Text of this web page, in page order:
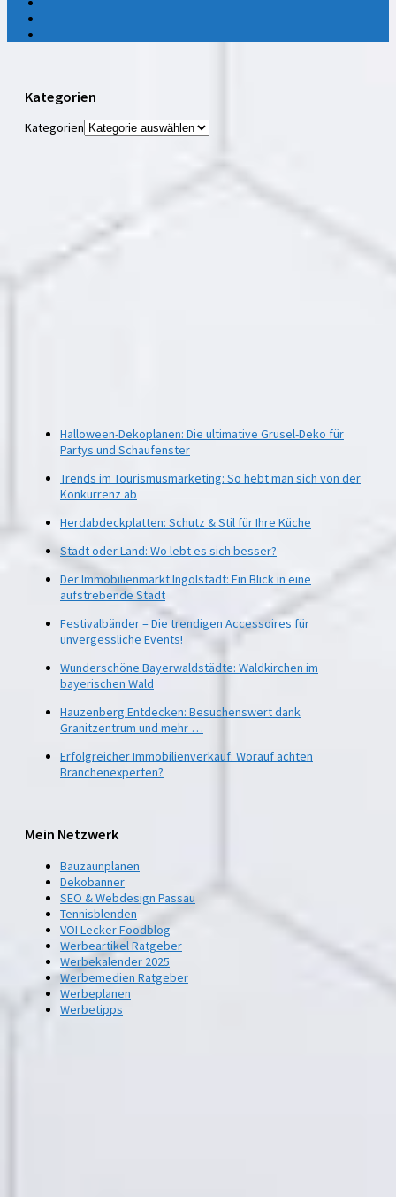
Kategorien
Kategorien
Halloween-Dekoplanen: Die ultimative Grusel-Deko für
Partys und Schaufenster
Trends im Tourismusmarketing: So hebt man sich von der
Konkurrenz ab
Herdabdeckplatten: Schutz & Stil für Ihre Küche
Stadt oder Land: Wo lebt es sich besser?
Der Immobilienmarkt Ingolstadt: Ein Blick in eine
aufstrebende Stadt
Festivalbänder – Die trendigen Accessoires für
unvergessliche Events!
Wunderschöne Bayerwaldstädte: Waldkirchen im
bayerischen Wald
Hauzenberg Entdecken: Besuchenswert dank
Granitzentrum und mehr …
Erfolgreicher Immobilienverkauf: Worauf achten
Branchenexperten?
Mein Netzwerk
Bauzaunplanen
Dekobanner
SEO & Webdesign Passau
Tennisblenden
VOI Lecker Foodblog
Werbeartikel Ratgeber
Werbekalender 2025
Werbemedien Ratgeber
Werbeplanen
Werbetipps